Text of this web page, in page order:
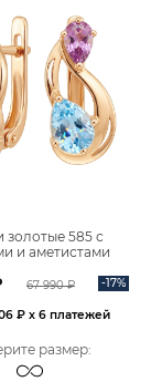
золотые 585 с
и аметистами
67 990 ₽ -17%
₽x 6 платежей
размер: